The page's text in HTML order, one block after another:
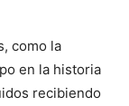
como la
en la historia
recibiendo